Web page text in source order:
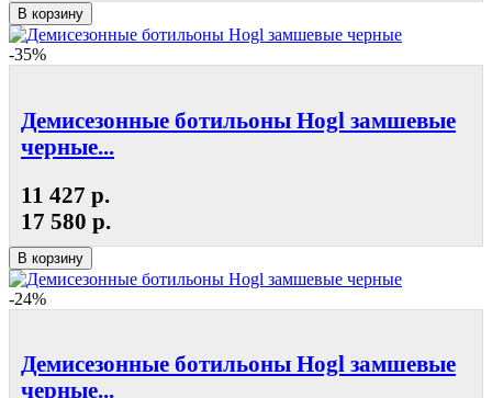
В корзину
-35%
Демисезонные ботильоны Hogl замшевые
черные...
11 427 р.
17 580 р.
В корзину
-24%
Демисезонные ботильоны Hogl замшевые
черные...